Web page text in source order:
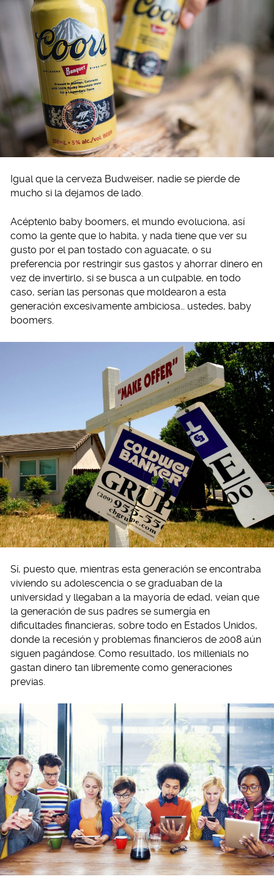
Igual que la cerveza Budweiser, nadie se pierde de
mucho si la dejamos de lado.
Acéptenlo baby boomers, el mundo evoluciona, así
como la gente que lo habita, y nada tiene que ver su
gusto por el pan tostado con aguacate, o su
preferencia por restringir sus gastos y ahorrar dinero en
vez de invertirlo, si se busca a un culpable, en todo
caso, serían las personas que moldearon a esta
generación excesivamente ambiciosa… ustedes, baby
boomers.
Sí, puesto que, mientras esta generación se encontraba
viviendo su adolescencia o se graduaban de la
universidad y llegaban a la mayoría de edad, veían que
la generación de sus padres se sumergía en
dificultades financieras, sobre todo en Estados Unidos,
donde la recesión y problemas financieros de 2008 aún
siguen pagándose. Como resultado, los millenials no
gastan dinero tan libremente como generaciones
previas.